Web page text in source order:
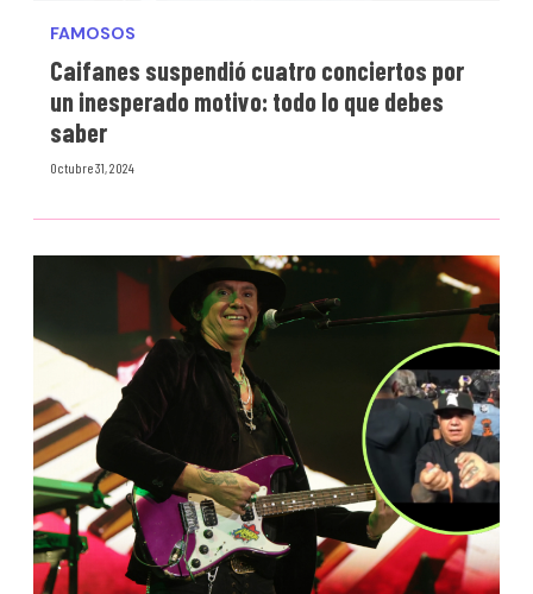
FAMOSOS
Caifanes suspendió cuatro conciertos por
un inesperado motivo: todo lo que debes
saber
Octubre 31, 2024